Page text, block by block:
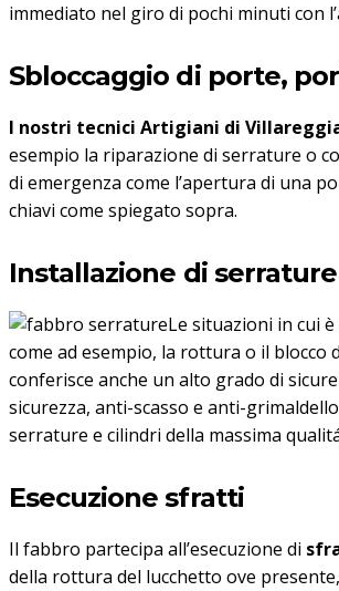
immediato nel giro di pochi minuti con
Sbloccaggio di porte,
I nostri tecnici Artigiani di
esempio la riparazione di serrature o
di emergenza come l’apertura di una
chiavi come spiegato sopra.
Installazione di
Le situazioni in cui
come ad esempio, la rottura o il
conferisce anche un alto grado di
sicurezza, anti-scasso e anti-
serrature e cilindri della massima
Esecuzione sfratti
Il fabbro partecipa all’esecuzione di
della rottura del lucchetto ove